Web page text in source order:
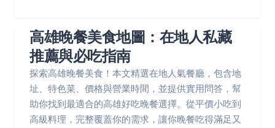
高雄晚餐美食地圖：在地人私藏
推薦與必吃指南
探索高雄晚餐美食！本文精選在地人氣餐廳，包含地
址、特色菜、價格與營業時間，並提供實用問答，幫
助你找到最適合的高雄好吃晚餐選擇。從平價小吃到
高級料理，完整覆蓋你的需求，讓你晚餐吃得滿足又